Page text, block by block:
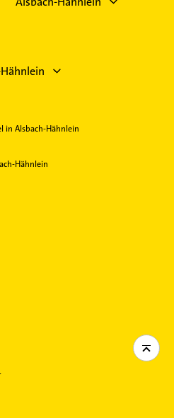
in Alsbach-Hähnlein
Hähnlein